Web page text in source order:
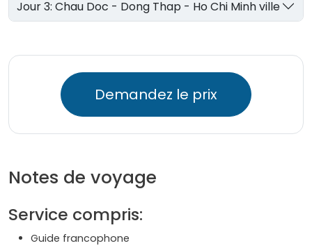
Jour 3: Chau Doc - Dong Thap - Ho Chi Minh ville
Demandez le prix
Notes de voyage
Service compris:
Guide francophone